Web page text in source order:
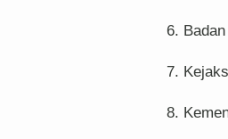
6.
7.
8.